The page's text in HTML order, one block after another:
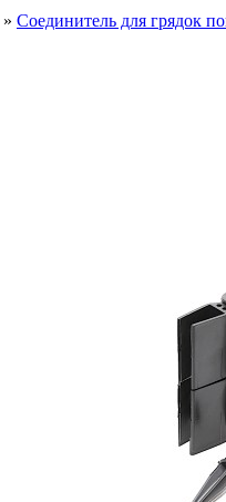
» Cоединитель для грядок